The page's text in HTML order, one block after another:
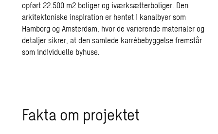
opført 22.500 m2 boliger og iværksætterboliger. Den
arkitektoniske inspiration er hentet i kanalbyer som
Hamborg og Amsterdam, hvor de varierende materialer og
detaljer sikrer, at den samlede karrébebyggelse fremstår
som individuelle byhuse.
Fakta om pro­jek­tet